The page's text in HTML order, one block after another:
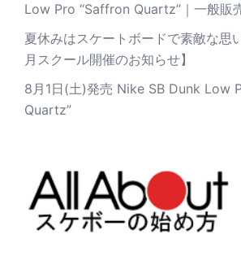
Low Pro “Saffron Quartz”｜一般販
夏休みはスケートボードで素敵な思
月スクール開催のお知らせ】
8月1日(土)発売 Nike SB Dunk Low
Quartz”